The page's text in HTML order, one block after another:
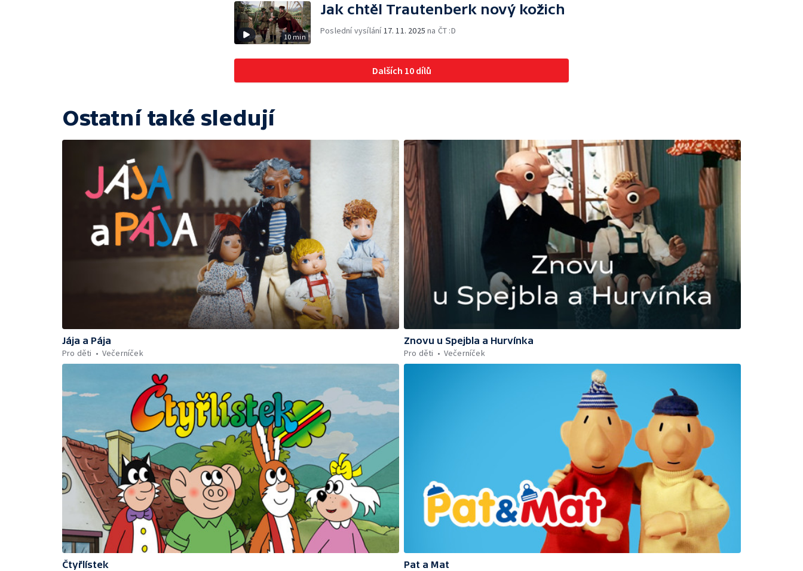
10 min
Jak chtěl Trautenberk nový kožich
Poslední vysílání 17. 11. 2025 na ČT :D
Dalších 10 dílů
Ostatní také sledují
Jája a Pája
Pro děti
Večerníček
Znovu u Spejbla a Hurvínka
Pro děti
Večerníček
Čtyřlístek
Pat a Mat